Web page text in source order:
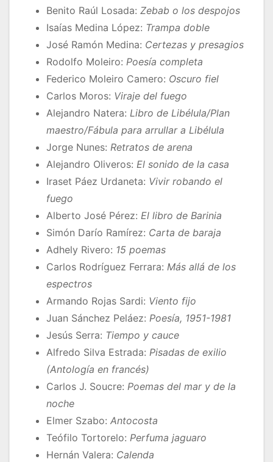
Benito Raúl Losada: Zebab o los despojos
Isaías Medina López: Trampa doble
José Ramón Medina: Certezas y presagios
Rodolfo Moleiro: Poesía completa
Federico Moleiro Camero: Oscuro fiel
Carlos Moros: Viraje del fuego
Alejandro Natera: Libro de Libélula/Plan
maestro/Fábula para arrullar a Libélula
Jorge Nunes: Retratos de arena
Alejandro Oliveros: El sonido de la casa
Iraset Páez Urdaneta: Vivir robando el
fuego
Alberto José Pérez: El libro de Barinia
Simón Darío Ramírez: Carta de baraja
Adhely Rivero: 15 poemas
Carlos Rodríguez Ferrara: Más allá de los
espectros
Armando Rojas Sardi: Viento fijo
Juan Sánchez Peláez: Poesía, 1951-1981
Jesús Serra: Tiempo y cauce
Alfredo Silva Estrada: Pisadas de exilio
(Antología en francés)
Carlos J. Soucre: Poemas del mar y de la
noche
Elmer Szabo: Antocosta
Teófilo Tortorelo: Perfuma jaguaro
Hernán Valera: Calenda